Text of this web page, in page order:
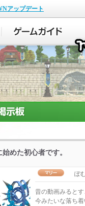
アップデート
めた初心者です。
ぽ
昔の動画みると
今みたいな落ち